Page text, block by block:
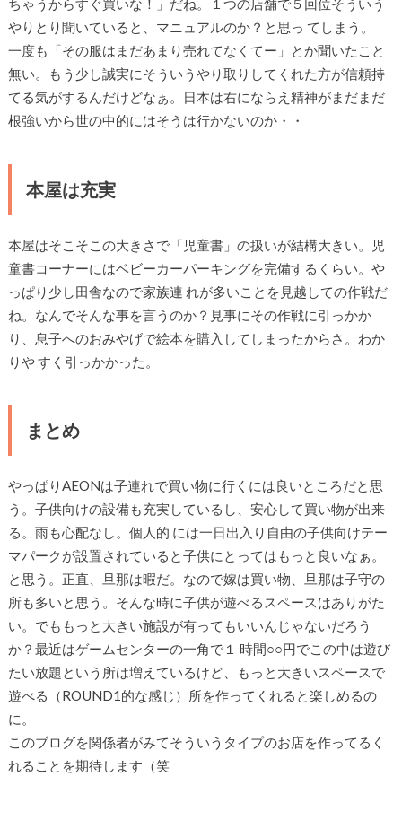
ちゃうからすぐ買いな！」だね。１つの店舗で５回位そういう
やりとり聞いていると、マニュアルのか？と思っ てしまう。
一度も「その服はまだあまり売れてなくてー」とか聞いたこと
無い。もう少し誠実にそういうやり取りしてくれた方が信頼持
てる気がするんだけどなぁ。日本は右にならえ精神がまだまだ
根強いから世の中的にはそうは行かないのか・・
本屋は充実
本屋はそこそこの大きさで「児童書」の扱いが結構大きい。児
童書コーナーにはベビーカーパーキングを完備するくらい。や
っぱり少し田舎なので家族連 れが多いことを見越しての作戦だ
ね。なんでそんな事を言うのか？見事にその作戦に引っかか
り、息子へのおみやげで絵本を購入してしまったからさ。わか
りや すく引っかかった。
まとめ
やっぱりAEONは子連れで買い物に行くには良いところだと思
う。子供向けの設備も充実しているし、安心して買い物が出来
る。雨も心配なし。個人的 には一日出入り自由の子供向けテー
マパークが設置されていると子供にとってはもっと良いなぁ。
と思う。正直、旦那は暇だ。なので嫁は買い物、旦那は子守の
所も多いと思う。そんな時に子供が遊べるスペースはありがた
い。でももっと大きい施設が有ってもいいんじゃないだろう
か？最近はゲームセンターの一角で１ 時間○○円でこの中は遊び
たい放題という所は増えているけど、もっと大きいスペースで
遊べる（ROUND1的な感じ）所を作ってくれると楽しめるの
に。
このブログを関係者がみてそういうタイプのお店を作ってるく
れることを期待します（笑